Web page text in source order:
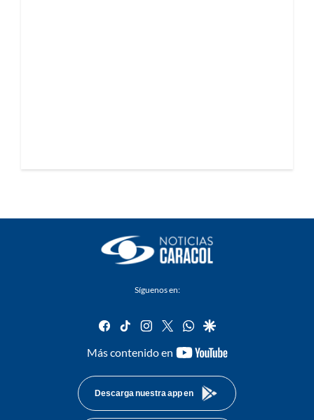
Síguenos en:
facebook
tiktok instagram
twitterwhatsapp
google
Más contenido en
youtube-
Descarga nuestra app en